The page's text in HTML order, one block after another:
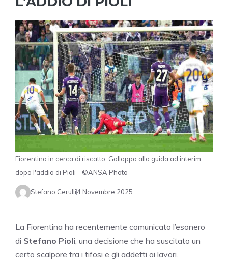
Fiorentina in cerca di riscatto: Galloppa alla guida ad interim
dopo l'addio di Pioli - ©ANSA Photo
Stefano Cerulli4 Novembre 2025
La Fiorentina ha recentemente comunicato l’esonero
di Stefano Pioli , una decisione che ha suscitato un
certo scalpore tra i tifosi e gli addetti ai lavori.